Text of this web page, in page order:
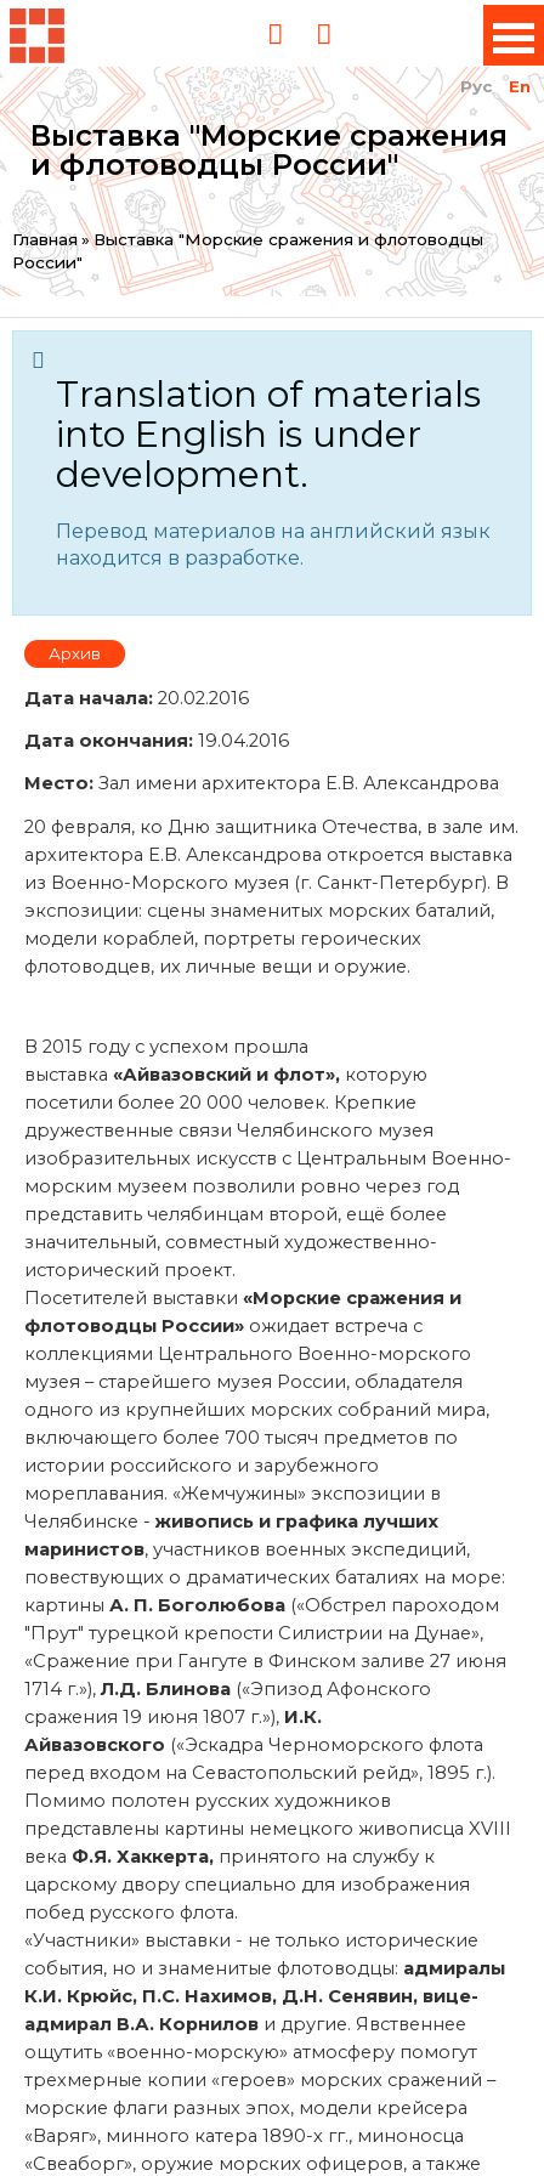
Рус En
Выставка "Морские сражения
и флотоводцы России"
You
are
here
Главная»Выставка "Морские сражения и флотоводцы
России"
Translation of materials
into English is under
development.
Перевод материалов на английский язык
находится в разработке.
Архив
Дата начала: 20.02.2016
Дата окончания: 19.04.2016
Место: Зал имени архитектора Е.В. Александрова
20 февраля, ко Дню защитника Отечества, в зале им.
архитектора Е.В. Александрова откроется выставка
из Военно-Морского музея (г. Санкт-Петербург). В
экспозиции: сцены знаменитых морских баталий,
модели кораблей, портреты героических
флотоводцев, их личные вещи и оружие.
В 2015 году с успехом прошла
выставка «Айвазовский и флот», которую
посетили более 20 000 человек. Крепкие
дружественные связи Челябинского музея
изобразительных искусств с Центральным Военно-
морским музеем позволили ровно через год
представить челябинцам второй, ещё более
значительный, совместный художественно-
исторический проект.
Посетителей выставки «Морские сражения и
флотоводцы России» ожидает встреча с
коллекциями Центрального Военно-морского
музея – старейшего музея России, обладателя
одного из крупнейших морских собраний мира,
включающего более 700 тысяч предметов по
истории российского и зарубежного
мореплавания. «Жемчужины» экспозиции в
Челябинске -живопись и графика лучших
маринистов, участников военных экспедиций,
повествующих о драматических баталиях на море:
картины А. П. Боголюбова («Обстрел пароходом
"Прут" турецкой крепости Силистрии на Дунае»,
«Сражение при Гангуте в Финском заливе 27 июня
1714 г.»),Л.Д. Блинова («Эпизод Афонского
сражения 19 июня 1807 г.»), И.К.
Айвазовского («Эскадра Черноморского флота
перед входом на Севастопольский рейд», 1895 г.).
Помимо полотен русских художников
представлены картины немецкого живописца XVIII
века Ф.Я. Хаккерта, принятого на службу к
царскому двору специально для изображения
побед русского флота.
«Участники» выставки - не только исторические
события, но и знаменитые флотоводцы: адмиралы
К.И. Крюйс, П.С. Нахимов, Д.Н. Сенявин, вице-
адмирал В.А. Корнилов и другие. Явственнее
ощутить «военно-морскую» атмосферу помогут
трехмерные копии «героев» морских сражений –
морские флаги разных эпох, модели крейсера
«Варяг», минного катера 1890-х гг., миноносца
«Свеаборг», оружие морских офицеров, а также